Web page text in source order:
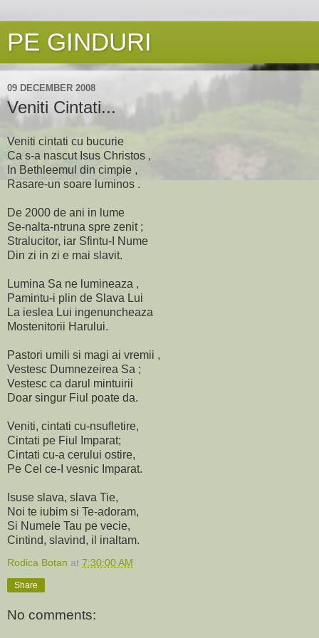
PE GINDURI
09 DECEMBER 2008
Veniti Cintati...
Veniti cintati cu bucurie
Ca s-a nascut Isus Christos ,
In Bethleemul din cimpie ,
Rasare-un soare luminos .
De 2000 de ani in lume
Se-nalta-ntruna spre zenit ;
Stralucitor, iar Sfintu-I Nume
Din zi in zi e mai slavit.
Lumina Sa ne lumineaza ,
Pamintu-i plin de Slava Lui
La ieslea Lui ingenuncheaza
Mostenitorii Harului.
Pastori umili si magi ai vremii ,
Vestesc Dumnezeirea Sa ;
Vestesc ca darul mintuirii
Doar singur Fiul poate da.
Veniti, cintati cu-nsufletire,
Cintati pe Fiul Imparat;
Cintati cu-a cerului ostire,
Pe Cel ce-I vesnic Imparat.
Isuse slava, slava Tie,
Noi te iubim si Te-adoram,
Si Numele Tau pe vecie,
Cintind, slavind, il inaltam.
Rodica Botan at 7:30:00 AM
Share
No comments: